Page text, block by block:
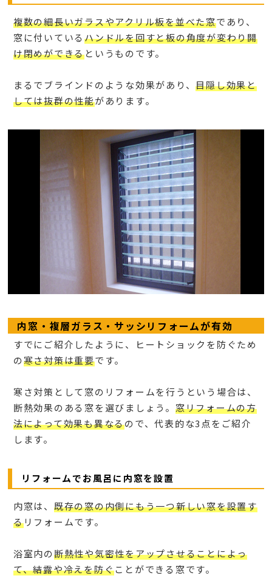
複数の細長いガラスやアクリル板を並べた窓であり、
窓に付いているハンドルを回すと板の角度が変わり開
け閉めができるというものです。
まるでブラインドのような効果があり、目隠し効果と
しては抜群の性能があります。
内窓・複層ガラス・サッシリフォームが有効
すでにご紹介したように、ヒートショックを防ぐため
の寒さ対策は重要です。
寒さ対策として窓のリフォームを行うという場合は、
断熱効果のある窓を選びましょう。 窓リフォームの方
法によって効果も異なるので、代表的な3点をご紹介
します。
リフォームでお風呂に内窓を設置
内窓は、 既存の窓の内側にもう一つ新しい窓を設置す
るリフォームです。
浴室内の断熱性や気密性をアップさせることによっ
て、結露や冷えを防ぐことができる窓です。